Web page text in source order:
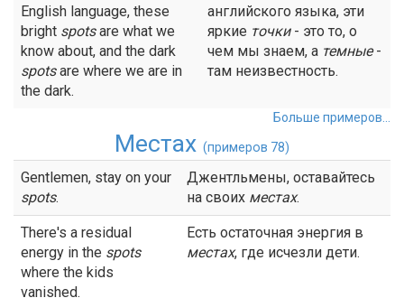
English language, these
bright spotsare what we
know about, and the dark
spotsare where we are in
the dark.
английского языка, эти
яркие точки- это то, о
чем мы знаем, а темные-
там неизвестность.
Больше примеров...
Местах (примеров 78)
Gentlemen, stay on your
spots.
Джентльмены, оставайтесь
на своих местах.
There's a residual
energy in the spots
where the kids
vanished.
Есть остаточная энергия в
местах, где исчезли дети.